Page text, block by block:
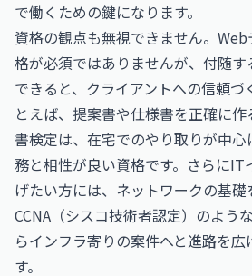
で働くための鍵になります。
資格の観点も無視できません。
格が必須ではありませんが、付随
できると、クライアントへの信頼づ
とえば、提案書や仕様書を正確に作
書検定は、在宅でのやり取りが中
務と相性が良い資格です。さらに
げたい方には、ネットワークの基礎
CCNA（シスコ技術者認定） のよう
らインフラ寄りの案件へと進路を
す。